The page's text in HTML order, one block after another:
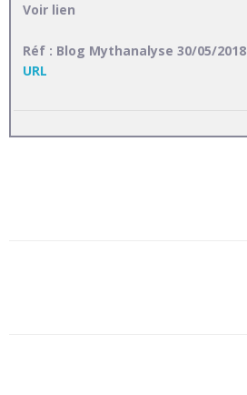
Voir lien
Réf : Blog Mythanalyse 30/05/2018
URL